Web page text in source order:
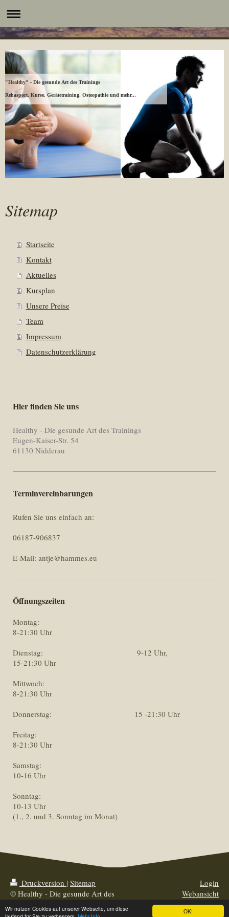
OK!
Wir nutzen Cookies auf unserer Webseite, um diese
"Healthy" - Die gesunde Art des Trainings
Rehasport, Kurse, Gerätetraining, Osteopathie und mehr...
Sitemap
Startseite
Kontakt
Aktuelles
Kursplan
Unsere Preise
Team
Impressum
Datenschutzerklärung
Hier finden Sie uns
Healthy - Die gesunde Art des Trainings
Eugen-Kaiser-Str. 54
61130 Nidderau
Terminvereinbarungen
Rufen Sie uns einfach an:
06187-906837
E-Mail: antje@hammes.eu
Öffnungszeiten
Montag:
8-21:30 Uhr
Dienstag: 9-12 Uhr,
15-21:30 Uhr
Mittwoch:
8-21:30 Uhr
Donnerstag: 15 -21:30 Uhr
Freitag:
8-21:30 Uhr
Samstag:
10-16 Uhr
Sonntag:
10-13 Uhr
(1., 2. und 3. Sonntag im Monat)
Druckversion | Sitemap
© Healthy - Die gesunde Art des
Trainings
Login
Webansicht